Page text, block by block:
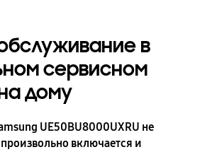
в
сервисном
дому
UE50BU8000UXRU не
включается и